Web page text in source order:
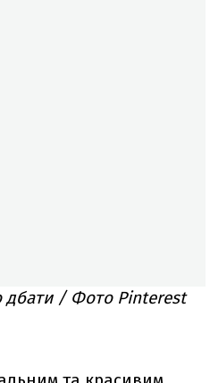
дбати / Фото Pinterest